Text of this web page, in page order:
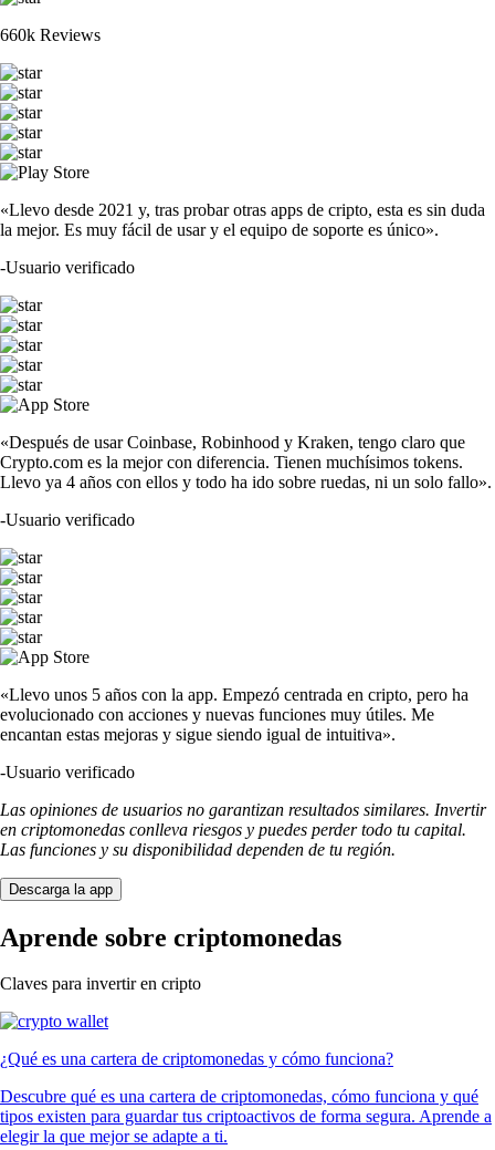
660k Reviews
«Llevo desde 2021 y, tras probar otras apps de cripto, esta es sin duda
la mejor. Es muy fácil de usar y el equipo de soporte es único».
-Usuario verificado
«Después de usar Coinbase, Robinhood y Kraken, tengo claro que
Crypto.com es la mejor con diferencia. Tienen muchísimos tokens.
Llevo ya 4 años con ellos y todo ha ido sobre ruedas, ni un solo fallo».
-Usuario verificado
«Llevo unos 5 años con la app. Empezó centrada en cripto, pero ha
evolucionado con acciones y nuevas funciones muy útiles. Me
encantan estas mejoras y sigue siendo igual de intuitiva».
-Usuario verificado
Las opiniones de usuarios no garantizan resultados similares. Invertir
en criptomonedas conlleva riesgos y puedes perder todo tu capital.
Las funciones y su disponibilidad dependen de tu región.
Descarga la app
Aprende sobre criptomonedas
Claves para invertir en cripto
¿Qué es una cartera de criptomonedas y cómo funciona?
Descubre qué es una cartera de criptomonedas, cómo funciona y qué
tipos existen para guardar tus criptoactivos de forma segura. Aprende a
elegir la que mejor se adapte a ti.